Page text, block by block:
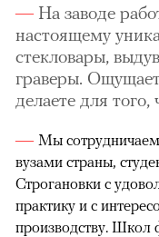
На заводе
настоящему
стекловары,
граверы.
делаете для
Мы
вузами страны,
Строгановки с
практику и с
производству. Школ